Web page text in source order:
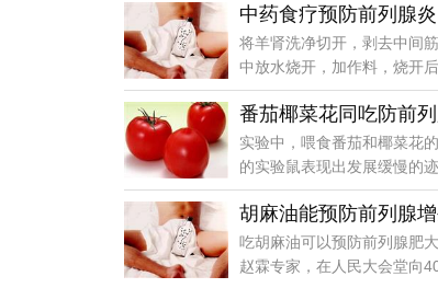
中药食疗预防前列腺炎
将羊肾洗净切开，剥去中间
中放水烧开，加作料，烧开
番茄椰菜花同吃防前
实验中，喂食番茄和椰菜花
的实验鼠表现出发展缓慢的
胡麻油能预防前列腺
吃胡麻油可以预防前列腺肥
赵霖专家，在人民大会堂向